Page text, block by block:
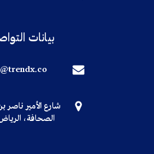
بيانات
شارع الأمير ناصر
الصحافة، الرياض